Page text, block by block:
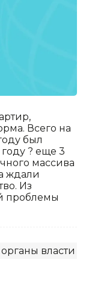
Всего на
был
? еще 3
массива
ждали
Из
проблемы
власти